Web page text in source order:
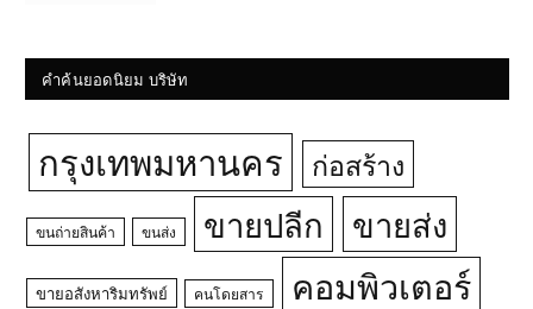
คำค้นยอดนิยม บริษัท
กรุงเทพมหานคร ก่อสร้าง
ขนถ่ายสินค้า ขนส่ง ขายปลีก ขายส่ง
ขายอสังหาริมทรัพย์ คนโดยสาร คอมพิวเตอร์